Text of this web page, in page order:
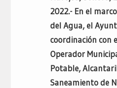
2022.- En el
del Agua, el
coordinación con
Operador
Potable,
Saneamiento de